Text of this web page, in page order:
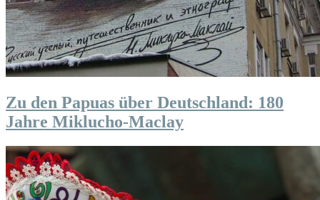
Zu den Papuas über Deutschland: 180
Jahre Miklucho-Maclay